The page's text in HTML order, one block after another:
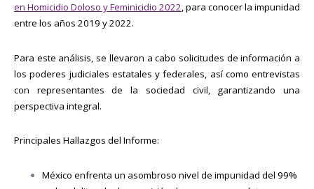
en Homicidio Doloso y Feminicidio 2022, para conocer la impunidad
entre los años 2019 y 2022.
Para este análisis, se llevaron a cabo solicitudes de información a
los poderes judiciales estatales y federales, así como entrevistas
con representantes de la sociedad civil, garantizando una
perspectiva integral.
Principales Hallazgos del Informe:
México enfrenta un asombroso nivel de impunidad del 99%